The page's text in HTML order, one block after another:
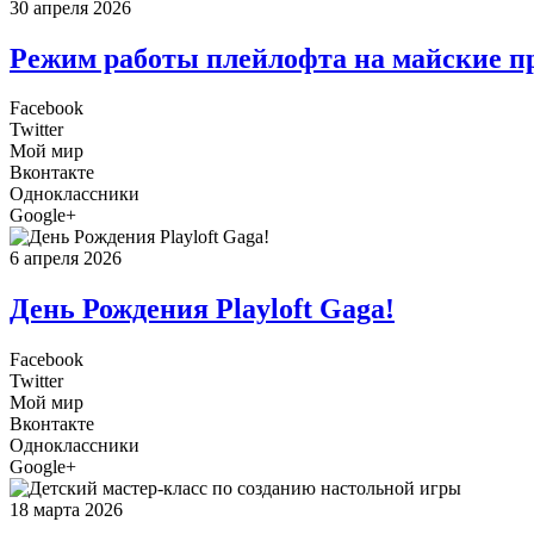
30 апреля 2026
Режим работы плейлофта на майские
Facebook
Twitter
Мой мир
Вконтакте
Одноклассники
Google+
6 апреля 2026
День Рождения Playloft Gaga!
Facebook
Twitter
Мой мир
Вконтакте
Одноклассники
Google+
18 марта 2026